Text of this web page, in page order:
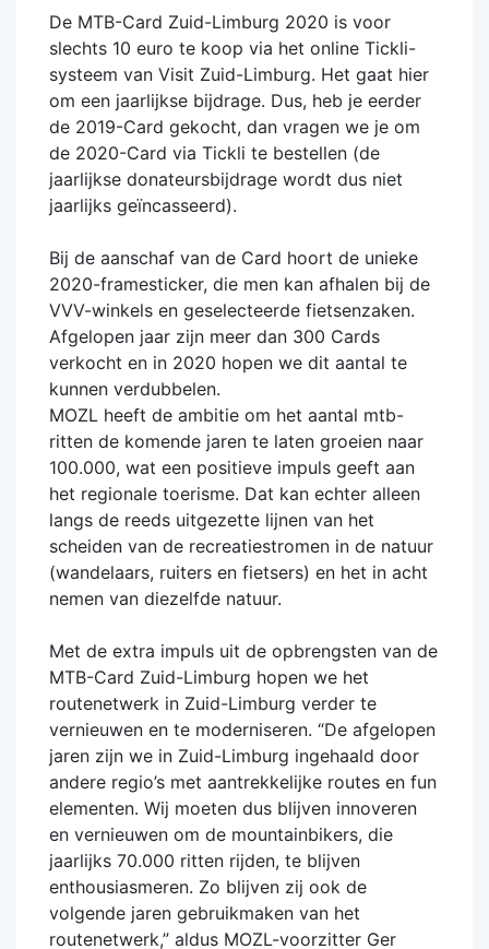
De MTB-Card Zuid-Limburg 2020 is voor
slechts 10 euro te koop via het online Tickli-
systeem van Visit Zuid-Limburg. Het gaat hier
om een jaarlijkse bijdrage. Dus, heb je eerder
de 2019-Card gekocht, dan vragen we je om
de 2020-Card via Tickli te bestellen (de
jaarlijkse donateursbijdrage wordt dus niet
jaarlijks geïncasseerd).
Bij de aanschaf van de Card hoort de unieke
2020-framesticker, die men kan afhalen bij de
VVV-winkels en geselecteerde fietsenzaken.
Afgelopen jaar zijn meer dan 300 Cards
verkocht en in 2020 hopen we dit aantal te
kunnen verdubbelen.
MOZL heeft de ambitie om het aantal mtb-
ritten de komende jaren te laten groeien naar
100.000, wat een positieve impuls geeft aan
het regionale toerisme. Dat kan echter alleen
langs de reeds uitgezette lijnen van het
scheiden van de recreatiestromen in de natuur
(wandelaars, ruiters en fietsers) en het in acht
nemen van diezelfde natuur.
Met de extra impuls uit de opbrengsten van de
MTB-Card Zuid-Limburg hopen we het
routenetwerk in Zuid-Limburg verder te
vernieuwen en te moderniseren. “De afgelopen
jaren zijn we in Zuid-Limburg ingehaald door
andere regio’s met aantrekkelijke routes en fun
elementen. Wij moeten dus blijven innoveren
en vernieuwen om de mountainbikers, die
jaarlijks 70.000 ritten rijden, te blijven
enthousiasmeren. Zo blijven zij ook de
volgende jaren gebruikmaken van het
routenetwerk,” aldus MOZL-voorzitter Ger